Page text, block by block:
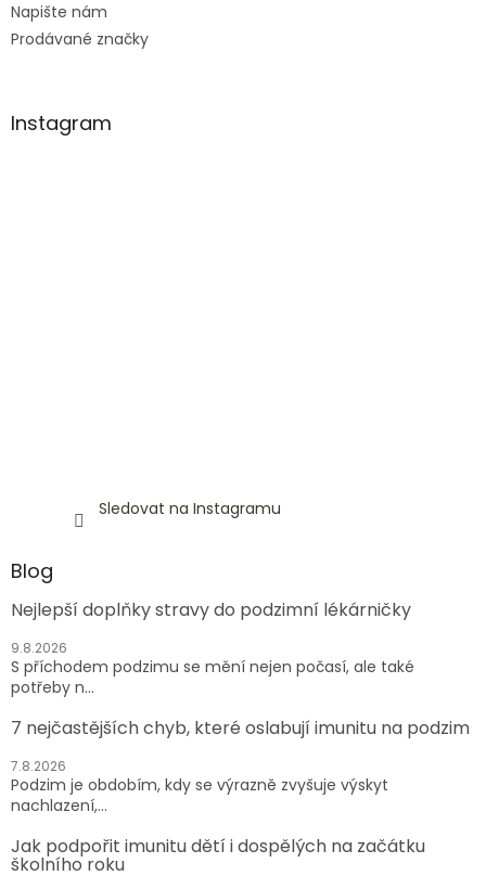
Napište nám
Prodávané značky
Instagram
Sledovat na Instagramu
Blog
Nejlepší doplňky stravy do podzimní lékárničky
9.8.2026
S příchodem podzimu se mění nejen počasí, ale také
potřeby n...
7 nejčastějších chyb, které oslabují imunitu na podzim
7.8.2026
Podzim je obdobím, kdy se výrazně zvyšuje výskyt
nachlazení,...
Jak podpořit imunitu dětí i dospělých na začátku
školního roku